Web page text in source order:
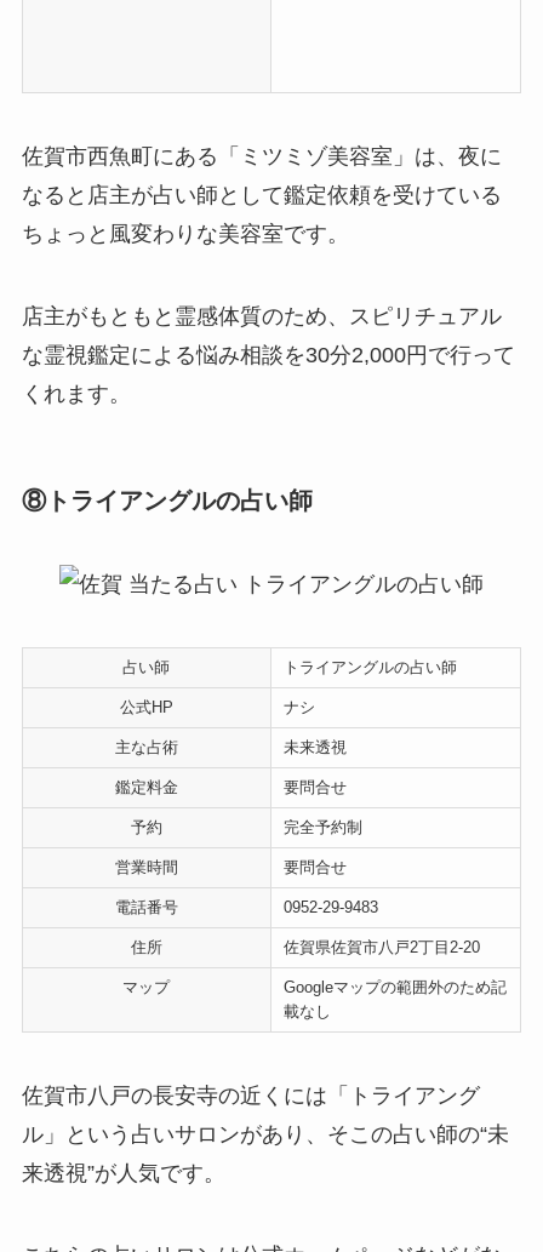
佐賀市西魚町にある「ミツミゾ美容室」は、夜に
なると店主が占い師として鑑定依頼を受けている
ちょっと風変わりな美容室です。
店主がもともと霊感体質のため、スピリチュアル
な霊視鑑定による悩み相談を30分2,000円で行って
くれます。
⑧トライアングルの占い師
占い師 トライアングルの占い師
公式HP ナシ
主な占術 未来透視
鑑定料金 要問合せ
予約 完全予約制
営業時間 要問合せ
電話番号 0952-29-9483
住所 佐賀県佐賀市八戸2丁目2-20
マップ
Googleマップの範囲外のため記
載なし
佐賀市八戸の長安寺の近くには「トライアング
ル」という占いサロンがあり、そこの占い師の“未
来透視”が人気です。